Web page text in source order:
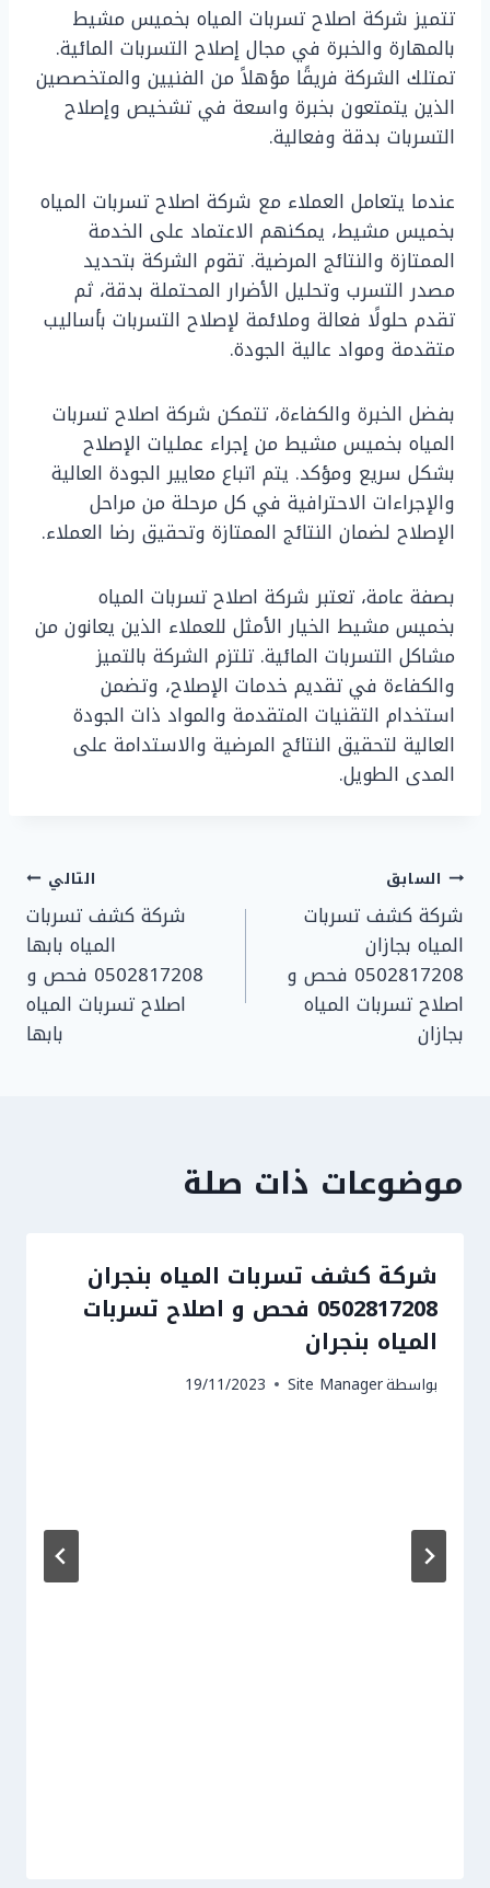
تتميز شركة اصلاح تسربات المياه بخميس مشيط
بالمهارة والخبرة في مجال إصلاح التسربات المائية.
تمتلك الشركة فريقًا مؤهلاً من الفنيين والمتخصصين
الذين يتمتعون بخبرة واسعة في تشخيص وإصلاح
التسربات بدقة وفعالية.
عندما يتعامل العملاء مع شركة اصلاح تسربات المياه
بخميس مشيط، يمكنهم الاعتماد على الخدمة
الممتازة والنتائج المرضية. تقوم الشركة بتحديد
مصدر التسرب وتحليل الأضرار المحتملة بدقة، ثم
تقدم حلولًا فعالة وملائمة لإصلاح التسربات بأساليب
متقدمة ومواد عالية الجودة.
بفضل الخبرة والكفاءة، تتمكن شركة اصلاح تسربات
المياه بخميس مشيط من إجراء عمليات الإصلاح
بشكل سريع ومؤكد. يتم اتباع معايير الجودة العالية
والإجراءات الاحترافية في كل مرحلة من مراحل
الإصلاح لضمان النتائج الممتازة وتحقيق رضا العملاء.
بصفة عامة، تعتبر شركة اصلاح تسربات المياه
بخميس مشيط الخيار الأمثل للعملاء الذين يعانون من
مشاكل التسربات المائية. تلتزم الشركة بالتميز
والكفاءة في تقديم خدمات الإصلاح، وتضمن
استخدام التقنيات المتقدمة والمواد ذات الجودة
العالية لتحقيق النتائج المرضية والاستدامة على
المدى الطويل.
تصفّح
المقالات
السابق
شركة كشف تسربات
المياه بجازان
0502817208 فحص و
اصلاح تسربات المياه
بجازان
التالي
شركة كشف تسربات
المياه بابها
0502817208 فحص و
اصلاح تسربات المياه
بابها
موضوعات ذات صلة
شركة كشف تسربات المياه بنجران
0502817208 فحص و اصلاح تسربات
المياه بنجران
بواسطةSite Manager
19/11/2023